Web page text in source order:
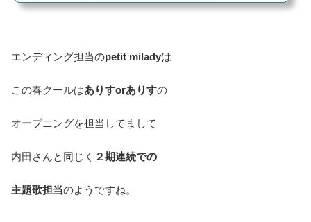
エンディング担当のpetit miladyは
この春クールはありすorありすの
オープニングを担当してまして
内田さんと同じく ２期連続での
主題歌担当のようですね。